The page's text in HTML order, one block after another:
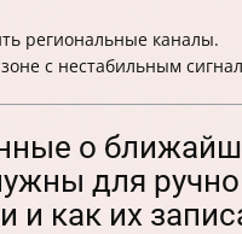
региональные каналы.
с нестабильным
о
для
и как их